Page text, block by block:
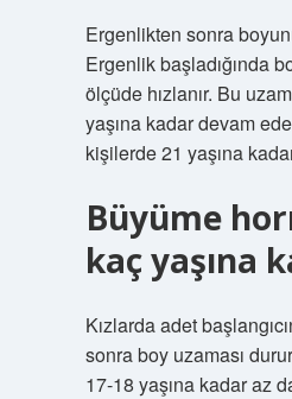
Ergenlikten sonra
Ergenlik başladığında
ölçüde hızlanır. Bu
yaşına kadar devam
kişilerde 21 yaşına
Büyüme
kaç yaşına
Kızlarda adet
sonra boy uzaması
17-18 yaşına kadar az